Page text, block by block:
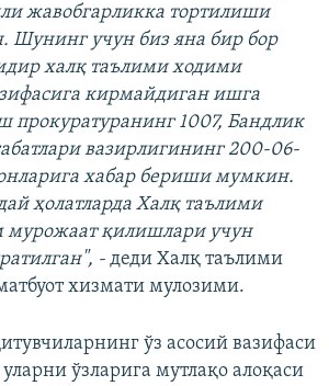
жавобгарликка тортилиши
Шунинг учун биз яна бир бор
халқ таълими ходими
кирмайдиган ишга
прокуратуранинг 1007, Бандлик
вазирлигининг 200-06-
хабар бериши мумкин.
ҳолатларда Халқ таълими
мурожаат қилишлари учун
- деди Халқ таълими
хизмати мулозими.
ўз асосий вазифаси
ўзларига мутлақо алоқаси